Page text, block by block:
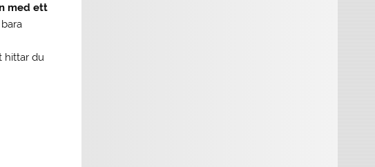
med ett
hittar du